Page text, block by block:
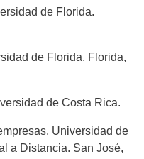
de Florida.
de Florida. Florida,
de Costa Rica.
Universidad de
a Distancia. San José,